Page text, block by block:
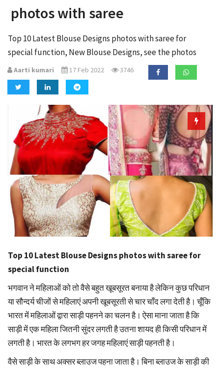
v
i
a
t
n
photos with saree
Top 10 Latest Blouse Designs photos with saree for
special function, New Blouse Designs, see the photos
Aarti kumari 17 Feb 2022 3746
Top 10 Latest Blouse Designs photos with saree for
special function
भगवान ने महिलाओं को तो वैसे बहुत खूबसूरत बनाया है लेकिन कुछ परिधान
या सौन्दर्य चीजों से महिलाएं अपनी खूबसूरती से चार चाँद लगा देती है। चूँकि
भारत में महिलाओं द्वारा साड़ी पहनने का चलन है। ऐसा माना जाता है कि
साड़ी में एक महिला जितनी सुंदर लगती है उतना शायद ही किसी परिधान में
लगती है। भारत के लगभग हर जगह महिलाएं साड़ी पहनती है।
वैसे साड़ी के साथ अक्सर ब्लाउज पहना जाता है। बिना ब्लाउज के साड़ी की